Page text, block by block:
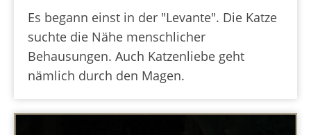
Es begann einst in der "Levante". Die Katze
suchte die Nähe menschlicher
Behausungen. Auch Katzenliebe geht
nämlich durch den Magen.